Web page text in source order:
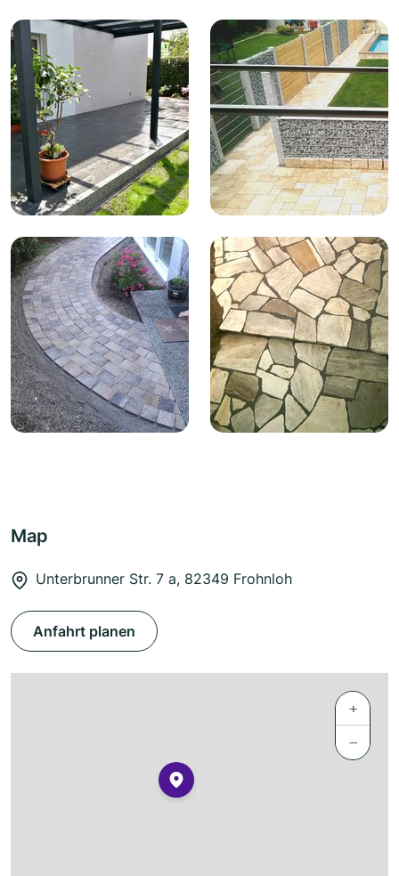
Map
Unterbrunner Str. 7 a, 82349 Frohnloh
Anfahrt planen
+
−